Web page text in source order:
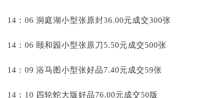
14：06 洞庭湖小型张原封36.00元成交300张
14：06 颐和园小型张原刀5.50元成交500张
14：09 浴马图小型张好品7.40元成交59张
14：10 四轮蛇大版好品76.00元成交50版